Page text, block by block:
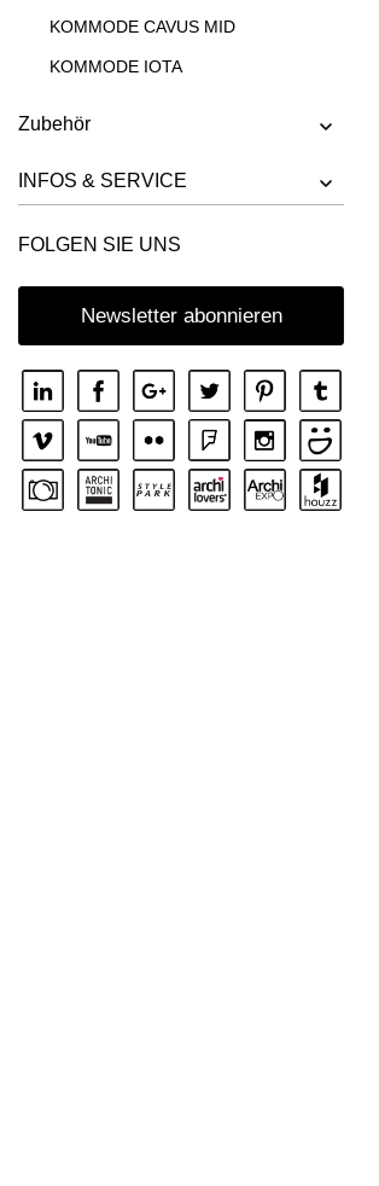
KOMMODE CAVUS MID
KOMMODE IOTA
KOMMODE IOTA MID
KOMMODE IOTA TV
KOMMODE IOTA WALL
KOMMODE IOTA WALL H
KOMMODE IOTA WALL V
KOMMODE LINEA
KOMMODE LINEA HI
Zubehör
INFOS & SERVICE
FOLGEN SIE UNS
Newsletter abonnieren